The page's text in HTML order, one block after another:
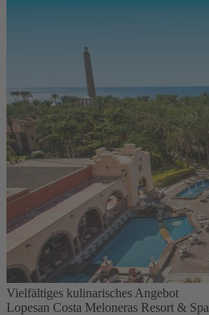
Vielfältiges kulinarisches Angebot
Lopesan Costa Meloneras Resort & Spa